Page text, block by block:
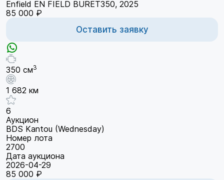
Enfield EN FIELD BURET350, 2025
85 000 ₽
Оставить заявку
350 см3
1 682 км
6
Аукцион
BDS Kantou (Wednesday)
Номер лота
2700
Дата аукциона
2026-04-29
85 000 ₽